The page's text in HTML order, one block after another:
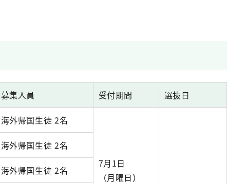
募集人員 受付期間 選抜日
海外帰国生徒 2名
7月1日
（月曜日）
海外帰国生徒 2名
海外帰国生徒 2名